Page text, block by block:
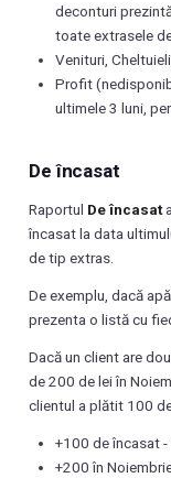
deconturi
toate extrasele
Venituri,
Profit
ultimele 3 luni,
De încasat
Raportul De încasat
încasat la data
de tip extras.
De exemplu, dacă
prezenta o listă cu
Dacă un client are
de 200 de lei în
clientul a plătit 100
+100 de încasat
+200 în